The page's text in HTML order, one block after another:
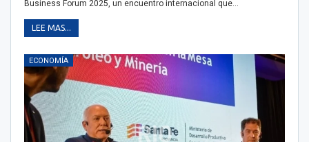
Business Forum 2025, un encuentro internacional que…
LEE MAS...
ECONOMÍA